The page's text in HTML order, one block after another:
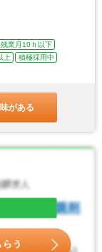
残業月10ｈ以下
上
積極採用中
がある